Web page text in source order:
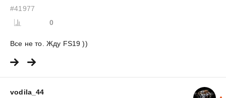
#41977
0
Все не то. Жду FS19 ))
vodila_44